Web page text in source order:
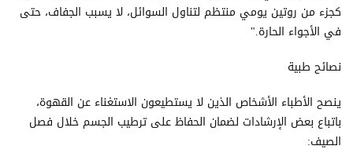
كجزء من روتين يومي منتظم لتناول السوائل، لا يسبب الجفاف، حتى
في الأجواء الحارة."
نصائح طبية
ينصح الأطباء الأشخاص الذين لا يستطيعون الاستغناء عن القهوة،
باتباع بعض الإرشادات لضمان الحفاظ على ترطيب الجسم خلال فصل
الصيف: